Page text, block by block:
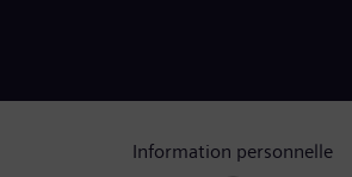
Information personnelle